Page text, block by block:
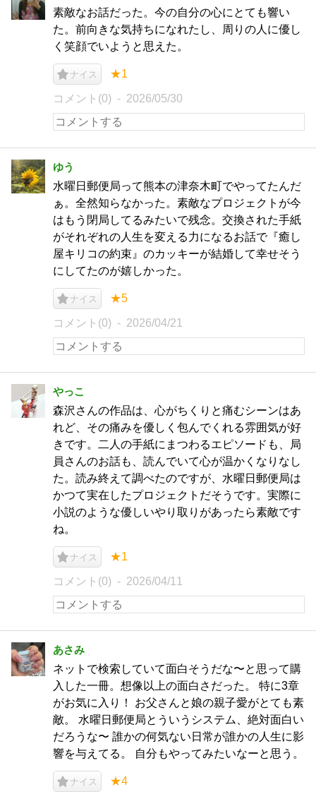
素敵なお話だった。今の自分の心にとても響い
た。前向きな気持ちになれたし、周りの人に優し
く笑顔でいようと思えた。
ナイス ★1
コメント(0) 2026/05/30
ゆう
水曜日郵便局って熊本の津奈木町でやってたんだ
ぁ。全然知らなかった。素敵なプロジェクトが今
はもう閉局してるみたいで残念。交換された手紙
がそれぞれの人生を変える力になるお話で『癒し
屋キリコの約束』のカッキーが結婚して幸せそう
にしてたのが嬉しかった。
ナイス ★5
コメント(0) 2026/04/21
やっこ
森沢さんの作品は、心がちくりと痛むシーンはあ
れど、その痛みを優しく包んでくれる雰囲気が好
きです。二人の手紙にまつわるエピソードも、局
員さんのお話も、読んでいて心が温かくなりなし
た。読み終えて調べたのですが、水曜日郵便局は
かつて実在したプロジェクトだそうです。実際に
小説のような優しいやり取りがあったら素敵です
ね。
ナイス ★1
コメント(0) 2026/04/11
あさみ
ネットで検索していて面白そうだな〜と思って購
入した一冊。想像以上の面白さだった。 特に3章
がお気に入り！ お父さんと娘の親子愛がとても素
敵。 水曜日郵便局とういうシステム、絶対面白い
だろうな〜 誰かの何気ない日常が誰かの人生に影
響を与えてる。 自分もやってみたいなーと思う。
ナイス ★4